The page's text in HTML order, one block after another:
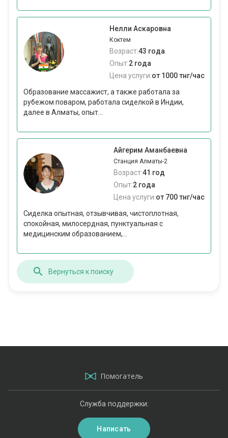
Нелли Аскаровна
Коктем
Возраст:43 года
Опыт:2 года
Цена услуги:от 1000 тнг/час
Образование массажист, а также работала за
рубежом поваром, работала сиделкой в Индии,
далее в Алматы, опыт...
Айгерим Аманбаевна
Станция Алматы-2
Возраст:41 год
Опыт:2 года
Цена услуги:от 700 тнг/час
Сиделка опытная, отзывчивая, чистоплотная,
спокойная, милосердная, пунктуальная с
медицинским образованием,...
Вернуться к поиску
Помогатель
Служба поддержки:
Написать